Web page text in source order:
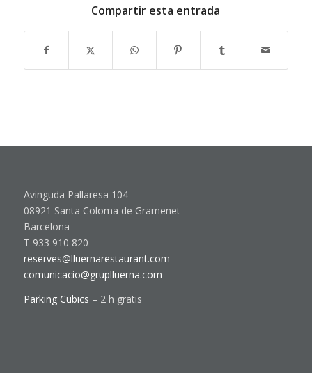
Compartir esta entrada
Avinguda Pallaresa 104
08921 Santa Coloma de Gramenet
Barcelona
T 933 910 820
reserves@lluernarestaurant.com
comunicacio@gruplluerna.com
Parking Cubics – 2 h gratis